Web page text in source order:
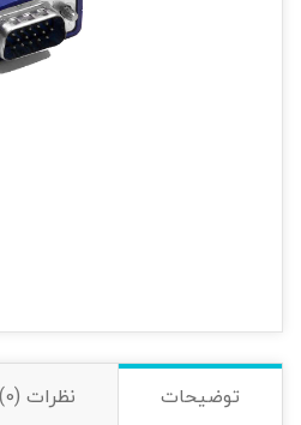
توضیحات نظرات (0)